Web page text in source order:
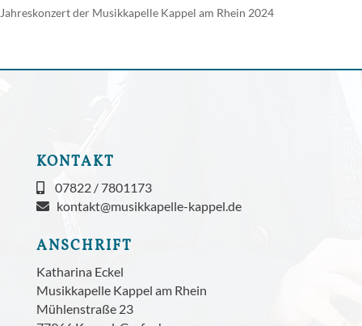
Jahreskonzert der Musikkapelle Kappel am Rhein 2024
KONTAKT
07822 / 7801173
kontakt@musikkapelle-kappel.de
ANSCHRIFT
Katharina Eckel
Musikkapelle Kappel am Rhein
Mühlenstraße 23